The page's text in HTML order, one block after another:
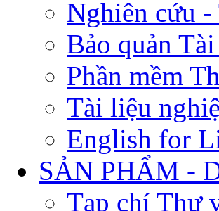
Nghiên cứu -
Bảo quản
Phần mềm
Tài liệu
English for
SẢN PHẨM -
Tạp chí Thư